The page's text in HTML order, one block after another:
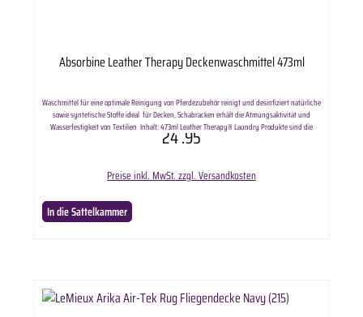
Absorbine Leather Therapy Deckenwaschmittel 473ml
Waschmittel für eine optimale Reinigung von Pferdezubehör reinigt und desinfiziert natürliche
sowie syntetische Stoffe ideal für Decken, Schabracken erhält die Atmungsaktivität und
Wasserfestigkeit von Textilien Inhalt: 473ml Leather Therapy® Laundry Produkte sind die
ersten Produkte die Ihnen die Reinigung und Pflege von Leder- und Lammfellartikeln in der
24.95
Preise inkl. MwSt. zzgl. Versandkosten
In die Sattelkammer